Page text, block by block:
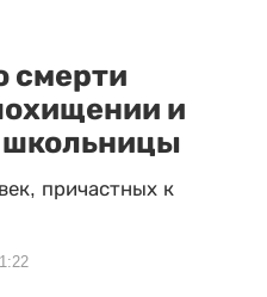
смерти
и
школьницы
причастных к